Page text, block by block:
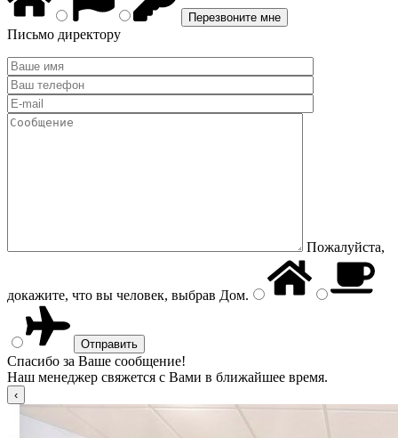
Письмо директору
Пожалуйста,
докажите, что вы человек, выбрав Дом.
Спасибо за Ваше сообщение!
Наш менеджер свяжется с Вами в ближайшее время.